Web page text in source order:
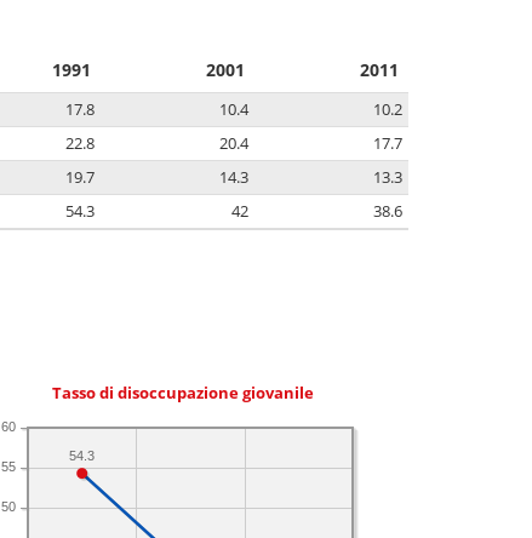
1991 2001 2011
17.8 10.4
10.2
22.8 20.4
17.7
19.7 14.3
13.3
54.3 42 38.6
Tasso di disoccupazione giovanile
50
55
60
54.3